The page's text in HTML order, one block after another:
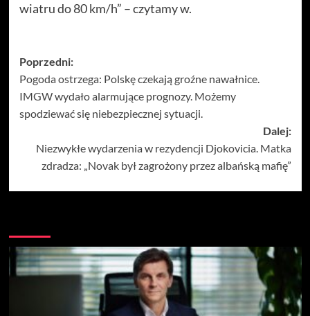
wiatru do 80 km/h” – czytamy w.
Zobacz
wpisy
Poprzedni:
Pogoda ostrzega: Polskę czekają groźne nawałnice.
IMGW wydało alarmujące prognozy. Możemy
spodziewać się niebezpiecznej sytuacji.
Dalej:
Niezwykłe wydarzenia w rezydencji Djokovicia. Matka
zdradza: „Novak był zagrożony przez albańską mafię”